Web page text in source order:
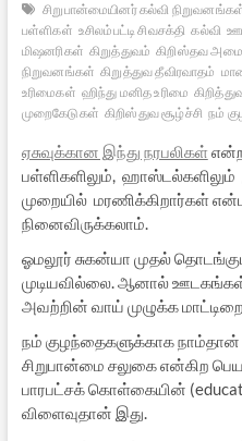
சிறுபான்மையினர் கல்வி
பள்ளிகள் உசிலம்பட்டி சிவசக்தி கல்வி
மிஷனரிகள் கிறுத்துவம் கிறிஸ்தவ
நிறுவனங்கள் கிறுத்துவ தீவிரவாதம்
உரிமைகள் ஹிந்து மனித உரிமை
முறைகேடுகள் கிறிஸ்துவ சூழ்ச்சி நம்
ஏசுவுக்கான இந்து நரபலிகள்என்ற
பள்ளிகளிலும்,
முறையில் மரணிக்கிறார்கள்
நினைவிருக்கலாம்.
ஓமலூர் சுகன்யா முதல்
முடியவில்லை. ஆனால்
அவற்றின் வாய் முழுக்க
நம் குழந்தைகளுக்காக
சிறுபான்மை சலுகை என்கிற
பாரபட்சக் கொள்கையின்
விளைவுதான் இது.